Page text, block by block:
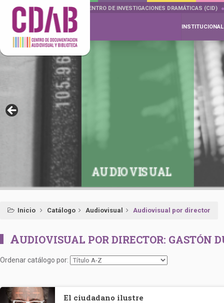
DOCUMENTA DRAMÁTICAS CENTRO DE INVESTIGACIONES DRAMÁTICAS (CID)
INSTITUCIONAL
AUDIOVISUAL
Inicio Catálogo Audiovisual Audiovisual por director
AUDIOVISUAL POR DIRECTOR: GASTÓN
Ordenar catálogo por:
El ciudadano ilustre